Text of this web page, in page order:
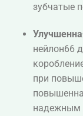
зубчатые
нейлон66
при
надежным